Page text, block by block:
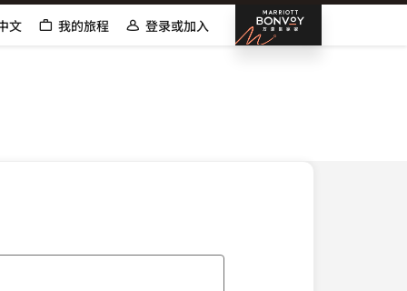
邦沃伊万
文 我的旅程 登录或加入